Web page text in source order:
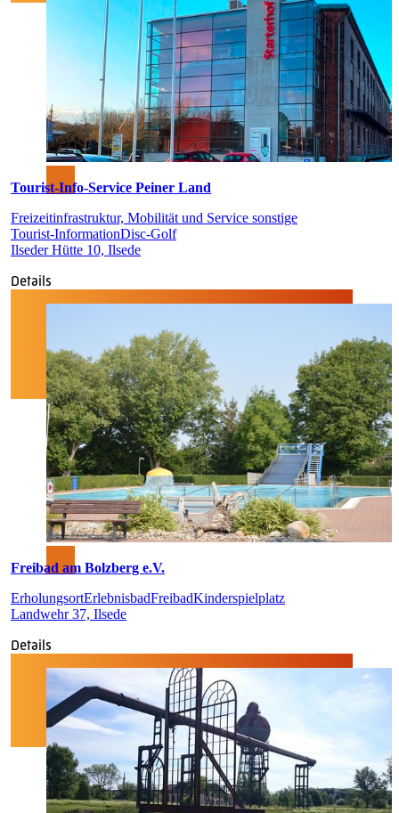
Tourist-Info-Service Peiner Land
Freizeitinfrastruktur, Mobilität und Service sonstige
Tourist-InformationDisc-Golf
Ilseder Hütte 10, Ilsede
Details
Freibad am Bolzberg e.V.
ErholungsortErlebnisbadFreibadKinderspielplatz
Landwehr 37, Ilsede
Details